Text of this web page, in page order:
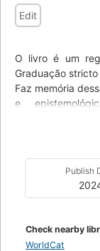
Edit
O livro é um
Graduação stricto
Faz memória
e
importantes na
regional,
Publish
Check nearby
WorldCat